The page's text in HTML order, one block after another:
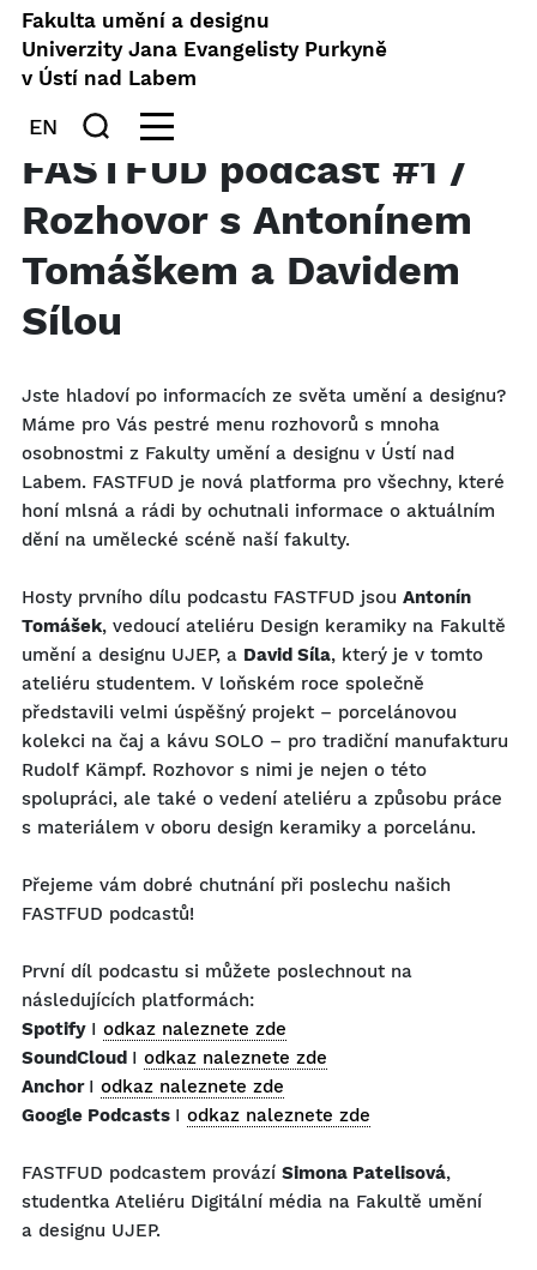
Fakulta umění a designu
Univerzity Jana Evangelisty Purkyně
v Ústí nad Labem
EN
FASTFUD podcast #1 /
Rozhovor s Antonínem
Tomáškem a Davidem
Sílou
Jste hladoví po informacích ze světa umění a designu?
Máme pro Vás pestré menu rozhovorů s mnoha
osobnostmi z Fakulty umění a designu v Ústí nad
Labem. FASTFUD je nová platforma pro všechny, které
honí mlsná a rádi by ochutnali informace o aktuálním
dění na umělecké scéně naší fakulty.
Hosty prvního dílu podcastu FASTFUD jsou Antonín
Tomášek, vedoucí ateliéru Design keramiky na Fakultě
umění a designu UJEP, a David Síla, který je v tomto
ateliéru studentem. V loňském roce společně
představili velmi úspěšný projekt – porcelánovou
kolekci na čaj a kávu SOLO – pro tradiční manufakturu
Rudolf Kämpf. Rozhovor s nimi je nejen o této
spolupráci, ale také o vedení ateliéru a způsobu práce
s materiálem v oboru design keramiky a porcelánu.
Přejeme vám dobré chutnání při poslechu našich
FASTFUD podcastů!
První díl podcastu si můžete poslechnout na
následujících platformách:
Spotify I odkaz naleznete zde
SoundCloud I odkaz naleznete zde
Anchor I odkaz naleznete zde
Google Podcasts I odkaz naleznete zde
FASTFUD podcastem provází Simona Patelisová,
studentka Ateliéru Digitální média na Fakultě umění
a designu UJEP.